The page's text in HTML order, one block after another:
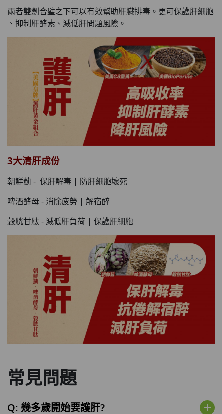
兩者雙劍合璧之下可以有效幫助肝臟排毒。更可保護肝細胞
、抑制肝酵素、減低肝問題風險。
3大清肝成份
朝鮮薊 - 保肝解毒 | 防肝細胞壞死
啤酒酵母 - 消除疲勞 | 解宿醉
穀胱甘肽 - 減低肝負荷 | 保護肝細胞
常見問題
Q: 幾多歲開始要護肝? add